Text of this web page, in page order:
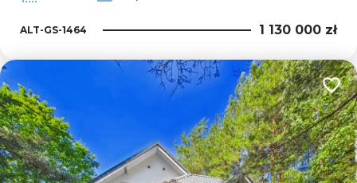
ALT-GS-1464 1 130 000 zł